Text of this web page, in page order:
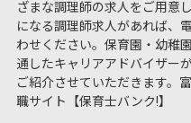
ざまな調理師の求人をご用意
になる調理師求人があれば、
わせください。保育園・幼稚
通したキャリアアドバイザー
ご紹介させていただきます。
職サイト【保育士バンク!】